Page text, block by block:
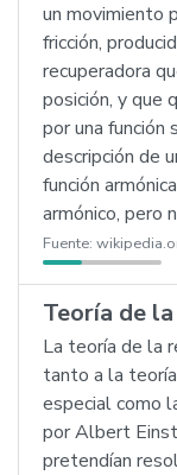
un movimiento
fricción,
recuperadora
posición, y que
por una función
descripción de
función
armónico, pero
Fuente:
Teoría de
La teoría de la
tanto a la
especial como
por Albert
pretendían